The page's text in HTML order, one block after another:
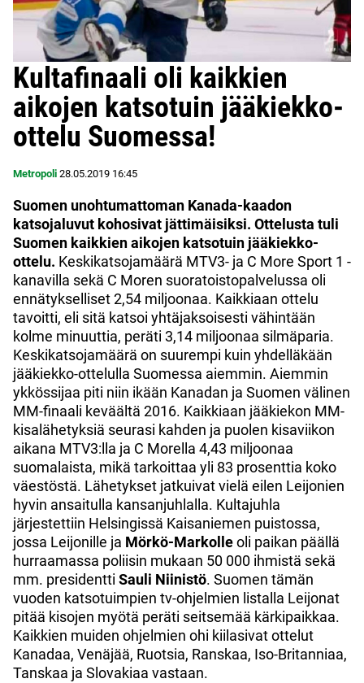
Kultafinaali oli kaikkien
aikojen katsotuin jääkiekko-
ottelu Suomessa!
Metropoli 28.05.2019 16:45
Suomen unohtumattoman Kanada-kaadon
katsojaluvut kohosivat jättimäisiksi. Ottelusta tuli
Suomen kaikkien aikojen katsotuin jääkiekko-
ottelu. Keskikatsojamäärä MTV3- ja C More Sport 1 -
kanavilla sekä C Moren suoratoistopalvelussa oli
ennätykselliset 2,54 miljoonaa. Kaikkiaan ottelu
tavoitti, eli sitä katsoi yhtäjaksoisesti vähintään
kolme minuuttia, peräti 3,14 miljoonaa silmäparia.
Keskikatsojamäärä on suurempi kuin yhdelläkään
jääkiekko-ottelulla Suomessa aiemmin. Aiemmin
ykkössijaa piti niin ikään Kanadan ja Suomen välinen
MM-finaali keväältä 2016. Kaikkiaan jääkiekon MM-
kisalähetyksiä seurasi kahden ja puolen kisaviikon
aikana MTV3:lla ja C Morella 4,43 miljoonaa
suomalaista, mikä tarkoittaa yli 83 prosenttia koko
väestöstä. Lähetykset jatkuivat vielä eilen Leijonien
hyvin ansaitulla kansanjuhlalla. Kultajuhla
järjestettiin Helsingissä Kaisaniemen puistossa,
jossa Leijonille ja Mörkö-Markolleoli paikan päällä
hurraamassa poliisin mukaan 50 000 ihmistä sekä
mm. presidentti Sauli Niinistö. Suomen tämän
vuoden katsotuimpien tv-ohjelmien listalla Leijonat
pitää kisojen myötä peräti seitsemää kärkipaikkaa.
Kaikkien muiden ohjelmien ohi kiilasivat ottelut
Kanadaa, Venäjää, Ruotsia, Ranskaa, Iso-Britanniaa,
Tanskaa ja Slovakiaa vastaan.